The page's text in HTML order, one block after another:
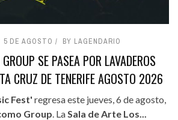
5 DE AGOSTO BY LAGENDARIO
SE PASEA POR LAVADEROS
CRUZ DE TENERIFE AGOSTO 2026
Fest' regresa este jueves, 6 de agosto,
Group . La Sala de Arte Los...